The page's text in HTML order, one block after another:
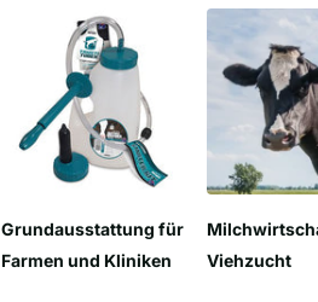
Grundausstattung für
Farmen und Kliniken
Viehzucht